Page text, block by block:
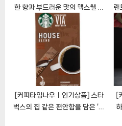
한 향과 부드러운 맛의 맥스웰 하
우스 프리미엄 마일드
[CoffeeTimeNOWㅣ추천상
랜
[커피타임나우ㅣ인기상품] 스타
벅스의 집 같은 편안함을 담은 ‘비
[